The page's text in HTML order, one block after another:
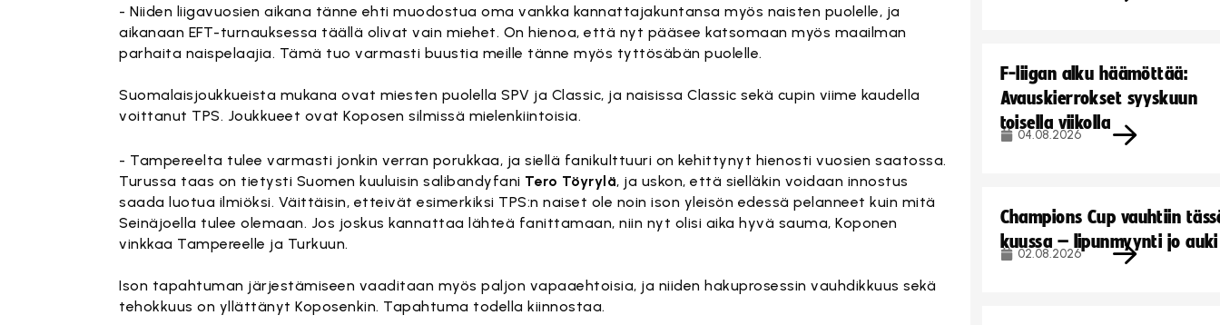
- Niiden liigavuosien aikana tänne ehti muodostua oma vankka kannattajakuntansa myös naisten puolelle, ja
aikanaan EFT-turnauksessa täällä olivat vain miehet. On hienoa, että nyt pääsee katsomaan myös maailman
parhaita naispelaajia. Tämä tuo varmasti buustia meille tänne myös tyttösäbän puolelle.
Suomalaisjoukkueista mukana ovat miesten puolella SPV ja Classic, ja naisissa Classic sekä cupin viime kaudella
voittanut TPS. Joukkueet ovat Koposen silmissä mielenkiintoisia.
- Tampereelta tulee varmasti jonkin verran porukkaa, ja siellä fanikulttuuri on kehittynyt hienosti vuosien saatossa.
Turussa taas on tietysti Suomen kuuluisin salibandyfani Tero Töyrylä, ja uskon, että sielläkin voidaan innostus
saada luotua ilmiöksi. Väittäisin, etteivät esimerkiksi TPS:n naiset ole noin ison yleisön edessä pelanneet kuin mitä
Seinäjoella tulee olemaan. Jos joskus kannattaa lähteä fanittamaan, niin nyt olisi aika hyvä sauma, Koponen
vinkkaa Tampereelle ja Turkuun.
Ison tapahtuman järjestämiseen vaaditaan myös paljon vapaaehtoisia, ja niiden hakuprosessin vauhdikkuus sekä
tehokkuus on yllättänyt Koposenkin. Tapahtuma todella kiinnostaa.
F-liigan alku häämöttää:
Avauskierrokset syyskuun
toisella viikolla
04.08.2026
Champions Cup vauhtiin
kuussa – lipunmyynti jo auki
02.08.2026